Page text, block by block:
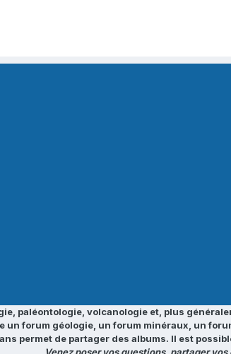
paléontologie, volcanologie et, plus
forum géologie, un forum minéraux, un
permet de partager des albums. Il est